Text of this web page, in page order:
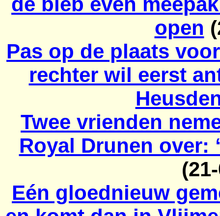
open
Pas op de plaats
rechter wil eerst
Twee vrienden
Royal Drunen over:
Eén gloednieuw